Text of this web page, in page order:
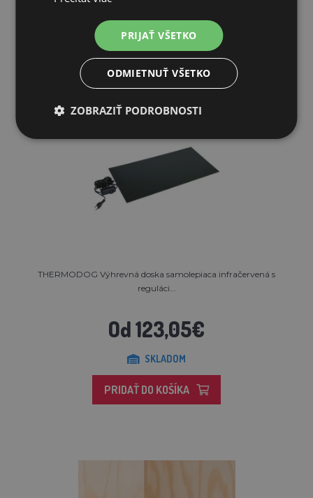
PRIDAŤ DO KOŠÍKA
THERMODOG Výhrevná doska samolepiaca infračervená s
reguláci...
Od 123,05€
SKLADOM
PRIDAŤ DO KOŠÍKA
PRIJAŤ VŠETKO
ODMIETNUŤ VŠETKO
ZOBRAZIŤ PODROBNOSTI